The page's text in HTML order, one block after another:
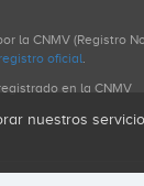
la CNMV (Registro
oficial.
en la CNMV
nuestros